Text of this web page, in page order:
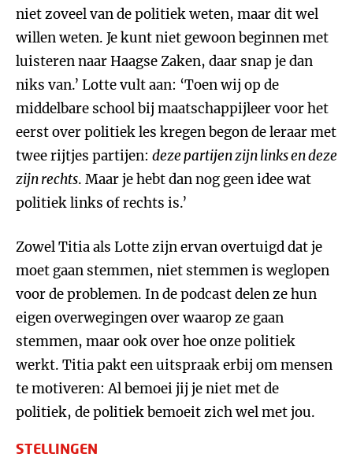
niet zoveel van de politiek weten, maar dit wel
willen weten. Je kunt niet gewoon beginnen met
luisteren naar Haagse Zaken, daar snap je dan
niks van.’ Lotte vult aan: ‘Toen wij op de
middelbare school bij maatschappijleer voor het
eerst over politiek les kregen begon de leraar met
twee rijtjes partijen: deze partijen zijn links en deze
zijn rechts. Maar je hebt dan nog geen idee wat
politiek links of rechts is.’
Zowel Titia als Lotte zijn ervan overtuigd dat je
moet gaan stemmen, niet stemmen is weglopen
voor de problemen. In de podcast delen ze hun
eigen overwegingen over waarop ze gaan
stemmen, maar ook over hoe onze politiek
werkt. Titia pakt een uitspraak erbij om mensen
te motiveren: Al bemoei jij je niet met de
politiek, de politiek bemoeit zich wel met jou.
STELLINGEN